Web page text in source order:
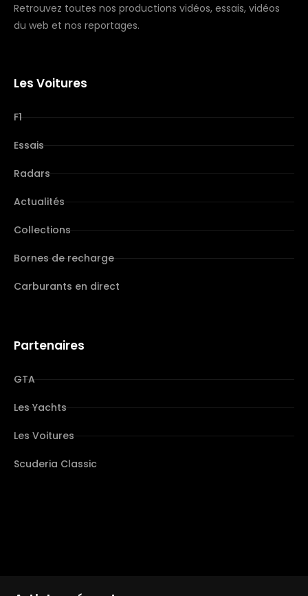
Retrouvez toutes nos productions vidéos, essais, vidéos
du web et nos reportages.
Les Voitures
F1
Essais
Radars
Actualités
Collections
Bornes de recharge
Carburants en direct
Partenaires
GTA
Les Yachts
Les Voitures
Scuderia Classic